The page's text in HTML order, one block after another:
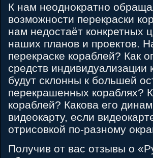
К нам неоднократно
возможности перекраски
нам недостаёт конкретных
наших планов и проектов.
перекраске кораблей? Как
средств
будут склонны к большей
перекрашенных кораблях?
кораблей? Какова его
видеокарту, если
отрисовкой по-разному
Получив от вас отзывы о